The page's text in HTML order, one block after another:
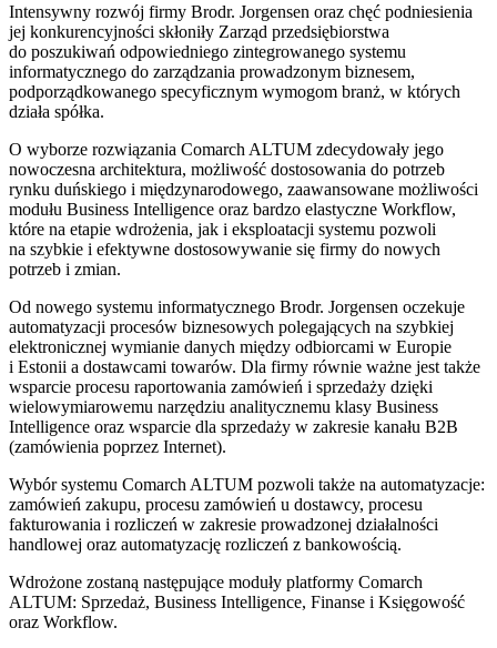
Intensywny rozwój firmy Brodr. Jorgensen oraz chęć podniesienia
jej konkurencyjności skłoniły Zarząd przedsiębiorstwa
do poszukiwań odpowiedniego zintegrowanego systemu
informatycznego do zarządzania prowadzonym biznesem,
podporządkowanego specyficznym wymogom branż, w których
działa spółka.
O wyborze rozwiązania Comarch ALTUM zdecydowały jego
nowoczesna architektura, możliwość dostosowania do potrzeb
rynku duńskiego i międzynarodowego, zaawansowane możliwości
modułu Business Intelligence oraz bardzo elastyczne Workflow,
które na etapie wdrożenia, jak i eksploatacji systemu pozwoli
na szybkie i efektywne dostosowywanie się firmy do nowych
potrzeb i zmian.
Od nowego systemu informatycznego Brodr. Jorgensen oczekuje
automatyzacji procesów biznesowych polegających na szybkiej
elektronicznej wymianie danych między odbiorcami w Europie
i Estonii a dostawcami towarów. Dla firmy równie ważne jest także
wsparcie procesu raportowania zamówień i sprzedaży dzięki
wielowymiarowemu narzędziu analitycznemu klasy Business
Intelligence oraz wsparcie dla sprzedaży w zakresie kanału B2B
(zamówienia poprzez Internet).
Wybór systemu Comarch ALTUM pozwoli także na automatyzacje:
zamówień zakupu, procesu zamówień u dostawcy, procesu
fakturowania i rozliczeń w zakresie prowadzonej działalności
handlowej oraz automatyzację rozliczeń z bankowością.
Wdrożone zostaną następujące moduły platformy Comarch
ALTUM: Sprzedaż, Business Intelligence, Finanse i Księgowość
oraz Workflow.